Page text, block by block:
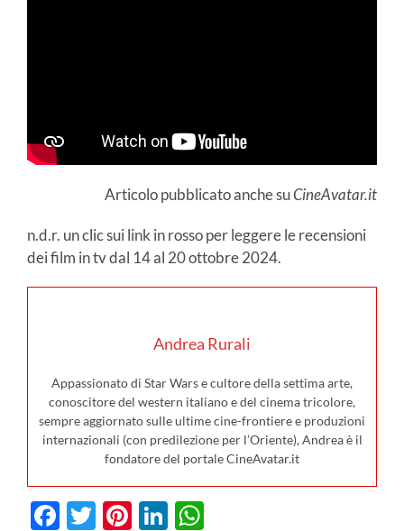
Articolo pubblicato anche suCineAvatar.it
n.d.r. un clic sui link in rosso per leggere le recensioni
dei film in tv dal 14 al 20 ottobre 2024.
Andrea Rurali
Appassionato di Star Wars e cultore della settima arte,
conoscitore del western italiano e del cinema tricolore,
sempre aggiornato sulle ultime cine-frontiere e produzioni
internazionali (con predilezione per l’Oriente), Andrea è il
fondatore del portale CineAvatar.it
Facebook
Twitter
Pinterest
LinkedIn